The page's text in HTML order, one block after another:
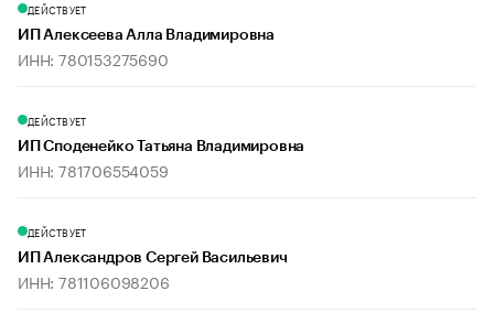
ДЕЙСТВУЕТ
ИП Алексеева Алла Владимировна
ИНН: 780153275690
ДЕЙСТВУЕТ
ИП Споденейко Татьяна Владимировна
ИНН: 781706554059
ДЕЙСТВУЕТ
ИП Александров Сергей Васильевич
ИНН: 781106098206